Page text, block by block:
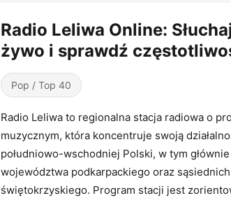
Radio Leliwa Online:
żywo i sprawdź
Pop / Top 40
Radio Leliwa to regionalna stacja radiowa o
muzycznym, która koncentruje swoją
południowo-wschodniej Polski, w tym
województwa podkarpackiego oraz
świętokrzyskiego. Program stacji jest